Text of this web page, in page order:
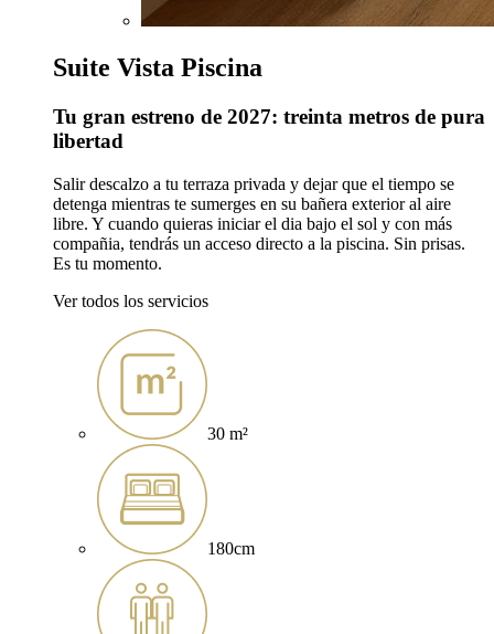
Suite Vista Piscina
Tu gran estreno de 2027: treinta metros de pura
libertad
Salir descalzo a tu terraza privada y dejar que el tiempo se
detenga mientras te sumerges en su bañera exterior al aire
libre. Y cuando quieras iniciar el dia bajo el sol y con más
compañia, tendrás un acceso directo a la piscina. Sin prisas.
Es tu momento.
Ver todos los servicios
30 m²
180cm